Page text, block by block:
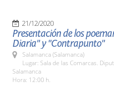
21/12/2020
Presentación de los
Diaria" y "Contrapunto"
Salamanca (Salamanca)
Lugar: Sala de las Comarcas.
Salamanca
Hora: 12:00 h.